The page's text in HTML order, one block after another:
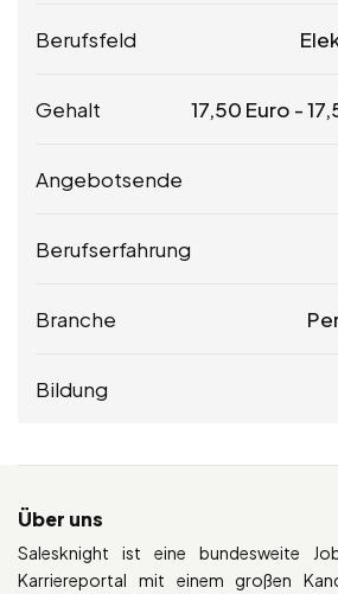
Berufsfeld
Gehalt 17,50 Euro -
Angebotsende
Berufserfahrung
Branche
Bildung
Über uns
Salesknight ist eine bundesweite
Karriereportal mit einem großen